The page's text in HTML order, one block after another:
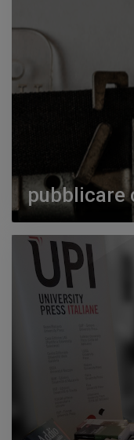
pubblicare